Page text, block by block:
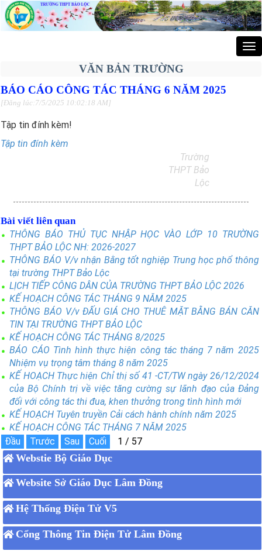
VĂN BẢN TRƯỜNG
BÁO CÁO CÔNG TÁC THÁNG 6 NĂM 2025
[Đăng lúc:7/5/2025 10:02:18 AM]
Tập tin đính kèm!
Tập tin đính kèm
Trường
THPT Bảo
Lộc
Bài viết liên quan
THÔNG BÁO THỦ TỤC NHẬP HỌC VÀO LỚP 10 TRƯỜNG
THPT BẢO LỘC NH: 2026-2027
THÔNG BÁO V/v nhận Bằng tốt nghiệp Trung học phổ thông
tại trường THPT Bảo Lộc
LỊCH TIẾP CÔNG DÂN CỦA TRƯỜNG THPT BẢO LỘC 2026
KẾ HOẠCH CÔNG TÁC THÁNG 9 NĂM 2025
THÔNG BÁO V/v ĐẤU GIÁ CHO THUÊ MẶT BẰNG BÁN CĂN
TIN TẠI TRƯỜNG THPT BẢO LỘC
KẾ HOẠCH CÔNG TÁC THÁNG 8/2025
BÁO CÁO Tình hình thực hiện công tác tháng 7 năm 2025
Nhiệm vụ trọng tâm tháng 8 năm 2025
KẾ HOẠCH Thực hiện Chỉ thị số 41 -CT/TW ngày 26/12/2024
của Bộ Chính trị về việc tăng cường sự lãnh đạo của Đảng
đối với công tác thi đua, khen thưởng trong tình hình mới
KẾ HOẠCH Tuyên truyền Cải cách hành chính năm 2025
KẾ HOẠCH CÔNG TÁC THÁNG 7 NĂM 2025
Webstie Bộ Giáo Dục
Website Sở Giáo Dục Lâm Đồng
Hệ Thống Điện Tử V5
Cổng Thông Tin Điện Tử Lâm Đồng